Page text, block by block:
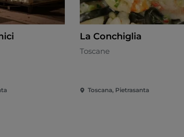
La Conchiglia
Toscane
Toscana, Pietrasanta